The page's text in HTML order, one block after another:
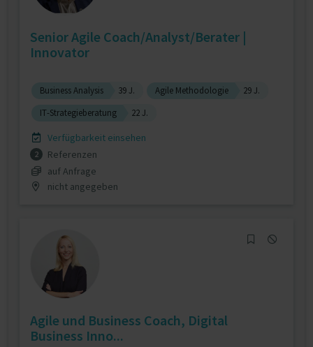
Senior Agile Coach/Analyst/Berater |
Innovator
Business Analysis 39 J. Agile Methodologie
29 J.
IT-Strategieberatung
22 J.
Verfügbarkeit einsehen
2
Referenzen
auf Anfrage
nicht angegeben
Agile und Business Coach, Digital
Business Inno...